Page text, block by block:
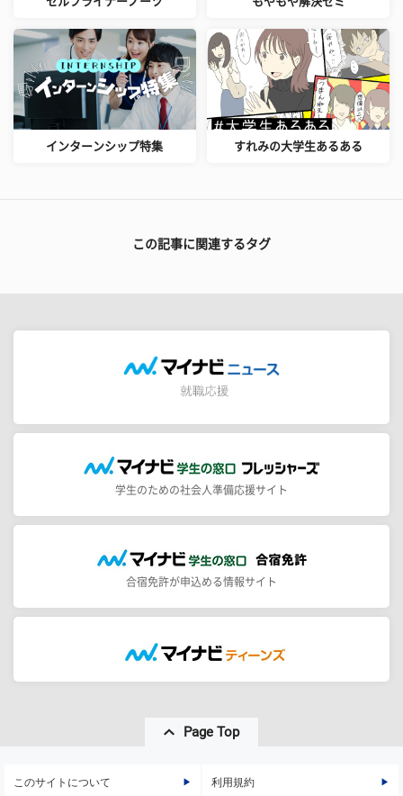
インターンシップ特集 すれみの大学生あるある
この記事に関連するタグ
学生のための社会人準備応援サイト
合宿免許が申込める情報サイト
Page Top
このサイトについて 利用規約